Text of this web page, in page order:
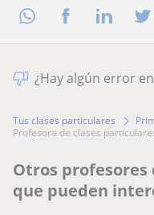
¿Hay algún error
Tus clases particulares
profesora de clases
Otros profesores
que pueden